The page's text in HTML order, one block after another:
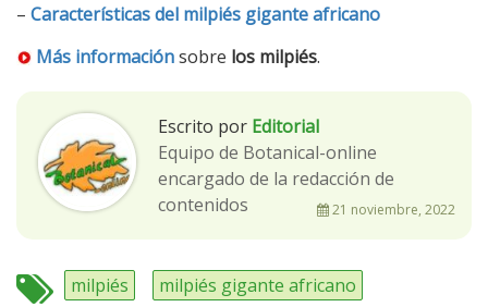
– Características del milpiés gigante africano
Más informaciónsobre los milpiés.
Escrito por Editorial
Equipo de Botanical-online
encargado de la redacción de
contenidos
21 noviembre, 2022
milpiés
milpiés gigante africano